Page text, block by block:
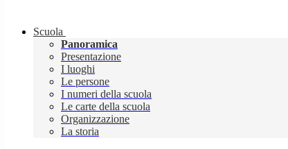
Scuola
Panoramica
Presentazione
I luoghi
Le persone
I numeri della scuola
Le carte della scuola
Organizzazione
La storia